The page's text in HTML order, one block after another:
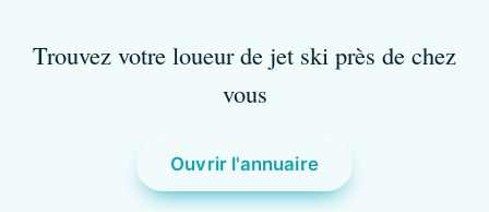
Trouvez votre loueur de jet ski près de chez
vous
Ouvrir l'annuaire